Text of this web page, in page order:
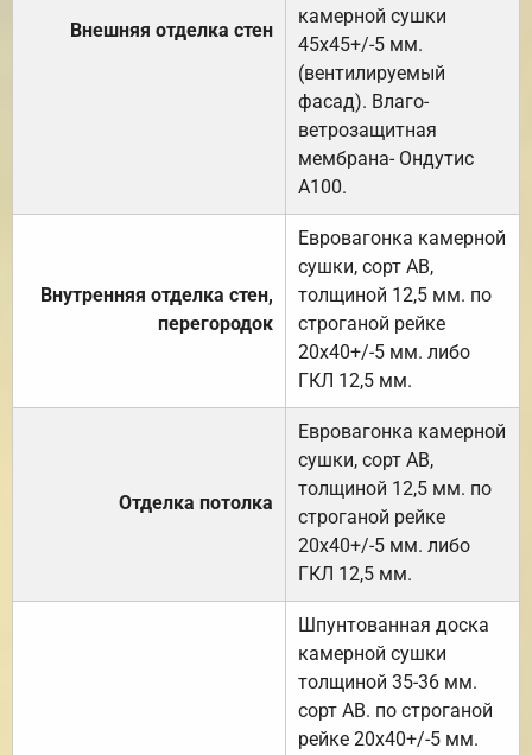
Внешняя отделка стен
камерной сушки
45х45+/-5 мм.
(вентилируемый
фасад). Влаго-
ветрозащитная
мембрана- Ондутис
А100.
Внутренняя отделка стен,
перегородок
Евровагонка камерной
сушки, сорт АВ,
толщиной 12,5 мм. по
строганой рейке
20х40+/-5 мм. либо
ГКЛ 12,5 мм.
Отделка потолка
Евровагонка камерной
сушки, сорт АВ,
толщиной 12,5 мм. по
строганой рейке
20х40+/-5 мм. либо
ГКЛ 12,5 мм.
Шпунтованная доска
камерной сушки
толщиной 35-36 мм.
сорт АВ. по строганой
рейке 20х40+/-5 мм.